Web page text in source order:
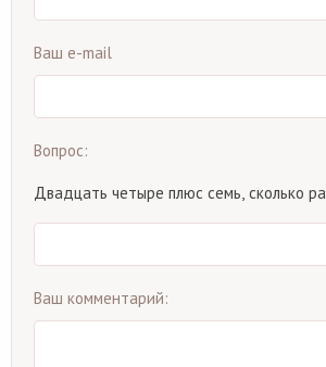
Ваш e-mail
Вопрос:
Двадцать четыре плюс семь, сколько
Ваш комментарий: